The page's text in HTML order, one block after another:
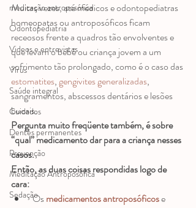
medicação antroposófica
Odontopediatria
Videos e entrevistas
Vírus
Saúde integral
Cuidados
Dentes permanentes
Prevenção
Meditação Antroposófica
Sedação
Muitas vezes, até médicos e odontopediatras
homeopatas ou antroposóficos ficam
receosos frente a quadros tão envolventes e
que levam o bebê ou criança jovem a um
sofrimento tão prolongado, como é o caso das
estomatites, gengivites generalizadas,
sangramentos, abscessos dentários e lesões
bucais.
Pergunta muito freqüente também, é sobre
“qual” medicamento dar para a criança nesses
casos.
Então, as duas coisas respondidas logo de
cara:
Os medicamentos antroposóficos e